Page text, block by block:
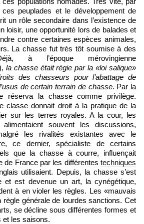
peuplades et le développement de
un rôle secondaire dans l’existence de
loisir, une opportunité lors de balades et
contre certaines espèces animales,
La chasse fut très tôt soumise à des
à l’époque mérovingienne
la chasse était régie par la «loi salique»
des chasseurs pour l’abattage de
de certain terrain de chasse. Par la
réserva la chasse comme privilège.
classe donnait droit à la pratique de la
sur les terres royales. A la cour, les
souvent les discussions,
les rivalités existantes avec le
ce dernier, spécialiste de certains
que la chasse à courre, influençait
de France par les différentes techniques
utilisaient. Depuis, la chasse s’est
et est devenue un art, la cynégétique,
à en violer les règles. Les «mauvais
règle générale de lourdes sanctions. Cet
se décline sous différentes formes et
et les saisons.